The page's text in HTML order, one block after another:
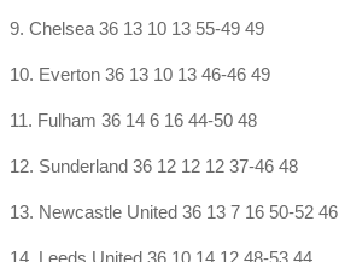
9. Chelsea 36 13 10 13 55-49 49
10. Everton 36 13 10 13 46-46 49
11. Fulham 36 14 6 16 44-50 48
12. Sunderland 36 12 12 12 37-46 48
13. Newcastle United 36 13 7 16 50-52 46
14. Leeds United 36 10 14 12 48-53 44